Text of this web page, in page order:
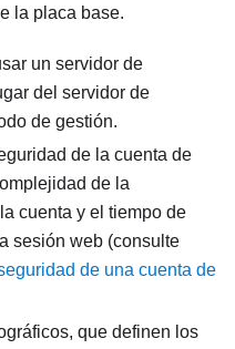
la placa base.
un servidor de
del servidor de
de gestión.
de la cuenta de
de la
cuenta y el tiempo de
sesión web (consulte
de una cuenta de
que definen los